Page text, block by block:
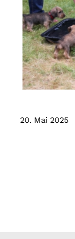
20. Mai 2025